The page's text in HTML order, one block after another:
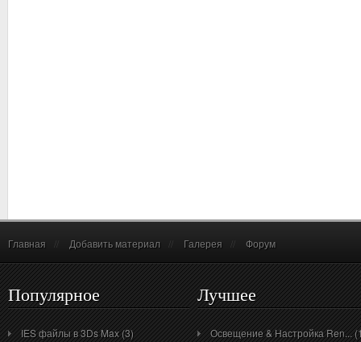
Главная Добавить материал Галерея Форум
Популярное
IES файлы в 3Ds Max (3)
Лучшее
Освещение & Настройка Ren...